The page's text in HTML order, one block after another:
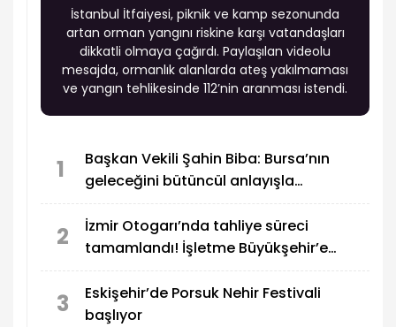
İstanbul İtfaiyesi, piknik ve kamp sezonunda
artan orman yangını riskine karşı vatandaşları
dikkatli olmaya çağırdı. Paylaşılan videolu
mesajda, ormanlık alanlarda ateş yakılmaması
ve yangın tehlikesinde 112’nin aranması istendi.
1
Başkan Vekili Şahin Biba: Bursa’nın
geleceğini bütüncül anlayışla
2
İzmir Otogarı’nda tahliye süreci
tamamlandı! İşletme Büyükşehir’e
3
Eskişehir’de Porsuk Nehir Festivali
başlıyor